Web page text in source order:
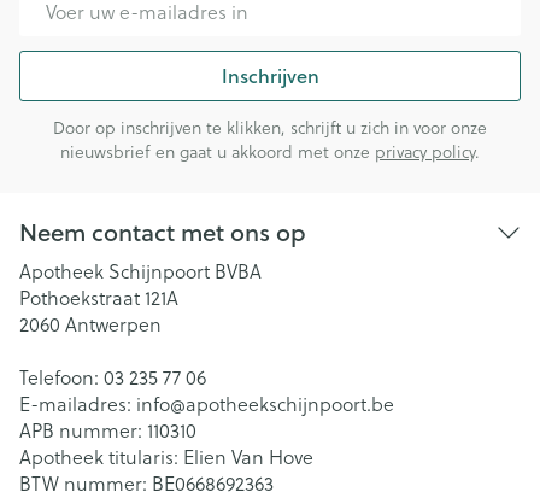
Inschrijven
Door op inschrijven te klikken, schrijft u zich in voor onze
nieuwsbrief en gaat u akkoord met onze privacy policy.
Neem contact met ons op
Apotheek Schijnpoort BVBA
Pothoekstraat 121A
2060 Antwerpen
Telefoon: 03 235 77 06
E-mailadres: info@apotheekschijnpoort.be
APB nummer: 110310
Apotheek titularis: Elien Van Hove
BTW nummer: BE0668692363